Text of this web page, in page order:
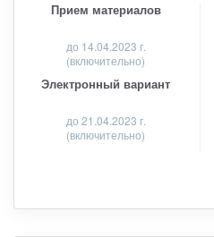
Прием материалов
до 14.04.2023 г.
(включительно)
Электронный вариант
до 21.04.2023 г.
(включительно)